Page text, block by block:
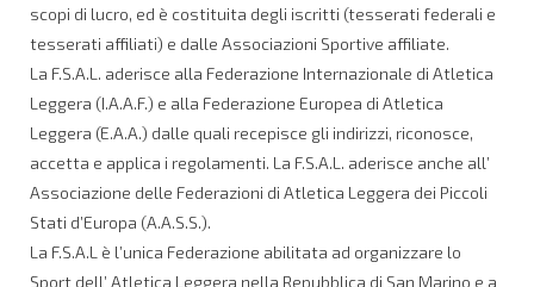
scopi di lucro, ed è costituita degli iscritti (tesserati federali e
tesserati affiliati) e dalle Associazioni Sportive affiliate.
La F.S.A.L. aderisce alla Federazione Internazionale di Atletica
Leggera (I.A.A.F.) e alla Federazione Europea di Atletica
Leggera (E.A.A.) dalle quali recepisce gli indirizzi, riconosce,
accetta e applica i regolamenti. La F.S.A.L. aderisce anche all’
Associazione delle Federazioni di Atletica Leggera dei Piccoli
Stati d’Europa (A.A.S.S.).
La F.S.A.L è l’unica Federazione abilitata ad organizzare lo
Sport dell’ Atletica Leggera nella Repubblica di San Marino e a